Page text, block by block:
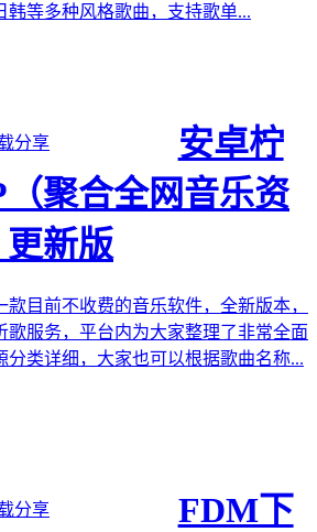
韩等多种风格歌曲，支持歌单...
分享
安卓柠
聚合全网音乐资
更新版
目前不收费的音乐软件，全新版本，
歌服务，平台内为大家整理了非常全面
分类详细，大家也可以根据歌曲名称...
分享
FDM下